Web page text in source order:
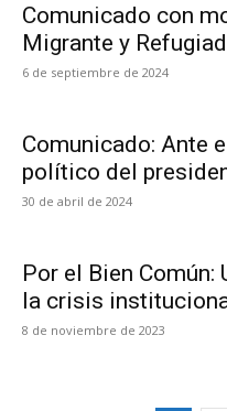
Comunicado con
Migrante y
6 de septiembre de 2024
Comunicado: Ante
político del
30 de abril de 2024
Por el Bien Común:
la crisis
8 de noviembre de 2023